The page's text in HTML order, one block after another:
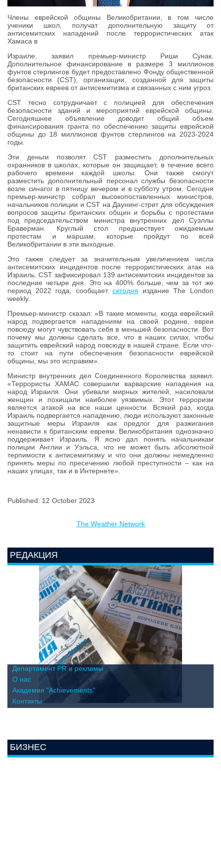
Члены еврейской общины Великобритании, в том числе
ученики школ, получат дополнительную защиту от
антисемитских нападений после террористических атак
Хамаса в
Израиле, заявил премьер-министр Риши Сунак.
Дополнительное финансирование в размере 3 миллионов
фунтов стерлингов будет предоставлено Фонду общественной
безопасности (CST), организации, созданной для защиты
британских евреев от антисемитизма и связанных с ним угроз.
CST тесно сотрудничает с полицией для обеспечения
безопасности зданий и мероприятий еврейской общины.
Сегодняшнее объявление доводит общий объем
финансирования гранта по обеспечению защиты еврейской
общины до 18 миллионов фунтов стерлингов на 2023-2024
годы.
Эти деньги позволят CST разместить дополнительных
охранников в школах, которые он защищает, в течение всего
рабочего времени каждой школы. Они также смогут
разместить дополнительный персонал службы безопасности
возле синагог в пятницу вечером и в субботу утром. Сегодня
премьер-министр собрал высокопоставленных министров,
начальников полиции и CST на Даунинг-стрит для обсуждения
вопросов защиты британских общин и борьбы с протестами
под председательством министра внутренних дел Суэллы
Браверман. Круглый стол предшествует ожидаемым
протестам и маршам, которые пройдут по всей
Великобритании в эти выходные.
Это также следует за значительным увеличением числа
антисемитских инцидентов после террористических атак на
Израиль. CST зафиксировал 139 антисемитских инцидентов за
последние четыре дня. Это на 400% больше, чем за тот же
период 2022 года, сообщает сегодня издание The London
weekly.
Премьер-министр сказал: «В такие моменты, когда еврейский
народ подвергается нападениям на своей родине, евреи
повсюду могут чувствовать себя в меньшей безопасности. Вот
почему мы должны сделать все, что в наших силах, чтобы
защитить еврейский народ повсюду в нашей стране. Если что-
то стоит на пути обеспечения безопасности еврейской
общины, мы это исправим».
Министр внутренних дел Cоединенного Королевства заявил:
«Террористы ХАМАС совершили варварские нападения на
народ Израиля. Они убивали мирных жителей, насиловали
женщин и похищали наиболее уязвимых. Этот терроризм
является атакой на все наши ценности. Всякий раз, когда
Израиль подвергается нападению, люди используют законные
защитные меры Израиля как предлог для разжигания
ненависти к британским евреям. Великобритания однозначно
поддерживает Израиль. Я ясно дал понять начальникам
полиции Англии и Уэльса, что не может быть абсолютной
терпимости к антисемитизму и что они должны немедленно
принять меры по пресечению любой преступности – как на
наших улицах, так и в Интернете».
Published: 12 October 2023
The Weather Network
РЕДАКЦИЯ
Департамент PR и рекламы
О нас
Академия "Achievements"
Контакты
БИЗНЕС